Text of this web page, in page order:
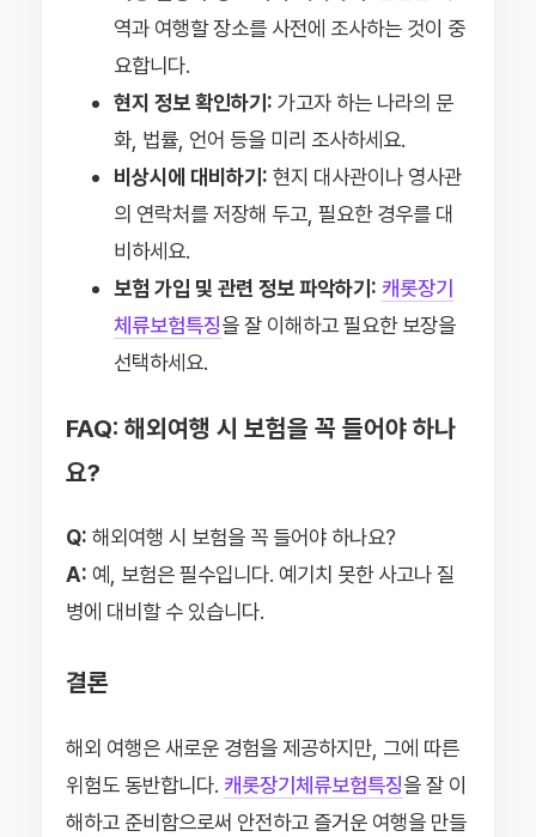
역과 여행할 장소를 사전에 조사하는 것이 중
요합니다.
현지 정보 확인하기: 가고자 하는 나라의 문
화, 법률, 언어 등을 미리 조사하세요.
비상시에 대비하기: 현지 대사관이나 영사관
의 연락처를 저장해 두고, 필요한 경우를 대
비하세요.
보험 가입 및 관련 정보 파악하기: 캐롯장기
체류보험특징을 잘 이해하고 필요한 보장을
선택하세요.
FAQ: 해외여행 시 보험을 꼭 들어야 하나
요?
Q: 해외여행 시 보험을 꼭 들어야 하나요?
A: 예, 보험은 필수입니다. 예기치 못한 사고나 질
병에 대비할 수 있습니다.
결론
해외 여행은 새로운 경험을 제공하지만, 그에 따른
위험도 동반합니다. 캐롯장기체류보험특징을 잘 이
해하고 준비함으로써 안전하고 즐거운 여행을 만들